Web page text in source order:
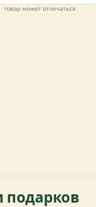
товар может отличаться
подарков